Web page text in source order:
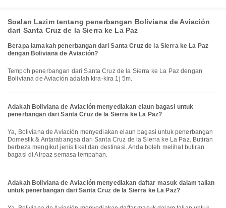
Soalan Lazim tentang penerbangan Boliviana de Aviación
dari Santa Cruz de la Sierra ke La Paz
Berapa lamakah penerbangan dari Santa Cruz de la Sierra ke La Paz
dengan Boliviana de Aviación?
Tempoh penerbangan dari Santa Cruz de la Sierra ke La Paz dengan
Boliviana de Aviación adalah kira-kira 1j 5m.
Adakah Boliviana de Aviación menyediakan elaun bagasi untuk
penerbangan dari Santa Cruz de la Sierra ke La Paz?
Ya, Boliviana de Aviación menyediakan elaun bagasi untuk penerbangan
Domestik & Antarabangsa dari Santa Cruz de la Sierra ke La Paz. Butiran
berbeza mengikut jenis tiket dan destinasi. Anda boleh melihat butiran
bagasi di Airpaz semasa tempahan.
Adakah Boliviana de Aviación menyediakan daftar masuk dalam talian
untuk penerbangan dari Santa Cruz de la Sierra ke La Paz?